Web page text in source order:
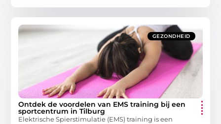
GEZONDHEID
Ontdek de voordelen van EMS training bij een
sportcentrum in Tilburg
Elektrische Spierstimulatie (EMS) training is een